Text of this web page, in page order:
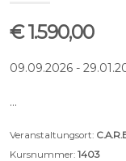
€ 1.590,00
09.09.2026 -
…
Veranstaltungsort:
Kursnummer: 1403